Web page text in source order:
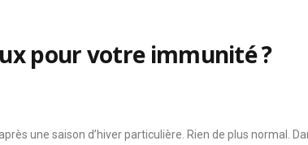
pour votre immunité ?
une saison d’hiver particulière. Rien de plus normal.